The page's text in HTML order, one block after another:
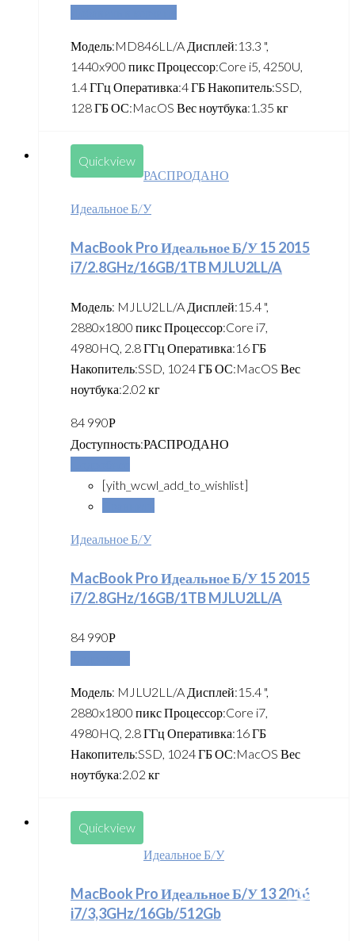
Модель:MD846LL/A Дисплей:13.3 ",
1440x900 пикс Процессор:Core i5, 4250U,
1.4 ГГц Оперативка:4 ГБ Накопитель:SSD,
128 ГБ ОС:MacOS Вес ноутбука:1.35 кг
Quickview
РАСПРОДАНО
Идеальное Б/У
MacBook Pro Идеальное Б/У 15 2015
i7/2.8GHz/16GB/1TB MJLU2LL/A
Модель: MJLU2LL/A Дисплей:15.4 ",
2880x1800 пикс Процессор:Core i7,
4980HQ, 2.8 ГГц Оперативка:16 ГБ
Накопитель:SSD, 1024 ГБ ОС:MacOS Вес
ноутбука:2.02 кг
84 990Р
Доступность:РАСПРОДАНО
[yith_wcwl_add_to_wishlist]
Идеальное Б/У
MacBook Pro Идеальное Б/У 15 2015
i7/2.8GHz/16GB/1TB MJLU2LL/A
84 990Р
Модель: MJLU2LL/A Дисплей:15.4 ",
2880x1800 пикс Процессор:Core i7,
4980HQ, 2.8 ГГц Оперативка:16 ГБ
Накопитель:SSD, 1024 ГБ ОС:MacOS Вес
ноутбука:2.02 кг
Quickview
Идеальное Б/У
MacBook Pro Идеальное Б/У 13 2016
i7/3,3GHz/16Gb/512Gb